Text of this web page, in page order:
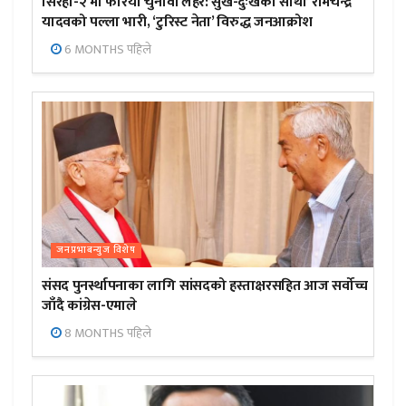
यादवको पल्ला भारी, ‘टुरिस्ट नेता’ विरुद्ध जनआक्रोश
6 MONTHS पहिले
जनप्रभाबन्युज विशेष
संसद पुनर्स्थापनाका लागि सांसदको हस्ताक्षरसहित आज सर्वोच्च
जाँदै कांग्रेस-एमाले
8 MONTHS पहिले